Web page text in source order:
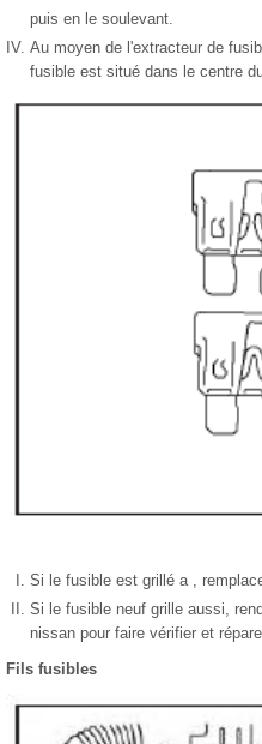
puis en le soulevant.
Au moyen de l'extracteur de
fusible est situé dans le centre
Si le fusible est grillé a ,
Si le fusible neuf grille aussi,
nissan pour faire vérifier et
Fils fusibles